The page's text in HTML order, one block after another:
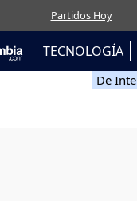
Partidos Hoy
TECNOLOGÍA
De